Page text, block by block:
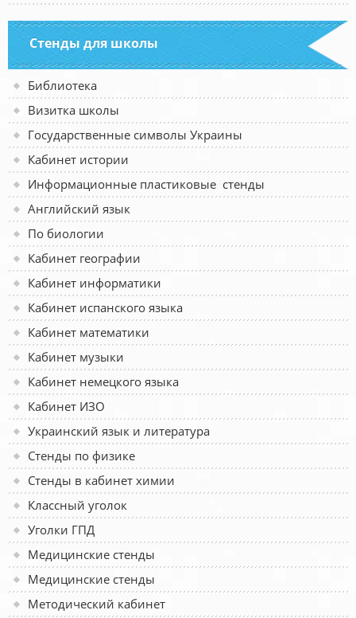
Стенды для школы
Библиотека
Визитка школы
Государственные символы Украины
Кабинет истории
Информационные пластиковые стенды
Английский язык
По биологии
Кабинет географии
Кабинет информатики
Кабинет испанского языка
Кабинет математики
Кабинет музыки
Кабинет немецкого языка
Кабинет ИЗО
Украинский язык и литература
Стенды по физике
Стенды в кабинет химии
Классный уголок
Уголки ГПД
Медицинские стенды
Медицинские стенды
Методический кабинет